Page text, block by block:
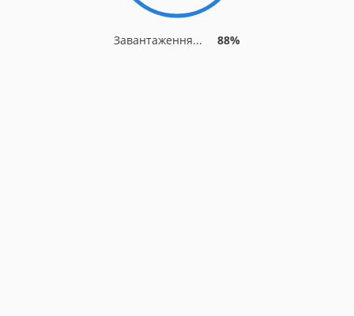
Завантаження... 88%